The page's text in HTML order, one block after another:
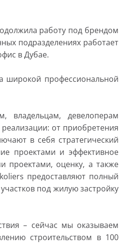
работу под брендом
подразделениях работает
в Дубае.
широкой профессиональной
владельцам, девелоперам
от приобретения
в себя стратегический
проектами и эффективное
проектами, оценку, а также
предоставляют полный
под жилую застройку
– сейчас мы оказываем
строительством в 100